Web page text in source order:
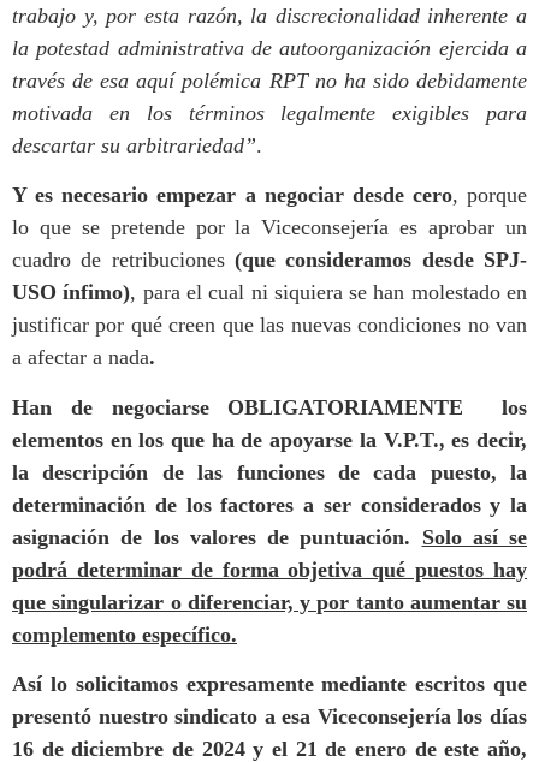
trabajo y, por esta razón, la discrecionalidad inherente a
la potestad administrativa de autoorganización ejercida a
través de esa aquí polémica RPT no ha sido debidamente
motivada en los términos legalmente exigibles para
descartar su arbitrariedad”.
Y es necesario empezar a negociar desde cero, porque
lo que se pretende por la Viceconsejería es aprobar un
cuadro de retribuciones (que consideramos desde SPJ-
USO ínfimo), para el cual ni siquiera se han molestado en
justificar por qué creen que las nuevas condiciones no van
a afectar a nada.
Han de negociarse OBLIGATORIAMENTE los
elementos en los que ha de apoyarse la V.P.T., es decir,
la descripción de las funciones de cada puesto, la
determinación de los factores a ser considerados y la
asignación de los valores de puntuación. Solo así se
podrá determinar de forma objetiva qué puestos hay
que singularizar o diferenciar, y por tanto aumentar su
complemento específico.
Así lo solicitamos expresamente mediante escritos que
presentó nuestro sindicato a esa Viceconsejería los días
16 de diciembre de 2024 y el 21 de enero de este año,